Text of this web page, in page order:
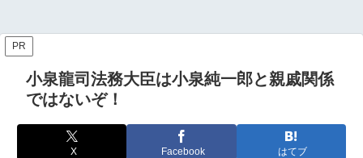
PR
小泉龍司法務大臣は小泉純一郎と親戚関係
ではないぞ！
X Facebook はてブ